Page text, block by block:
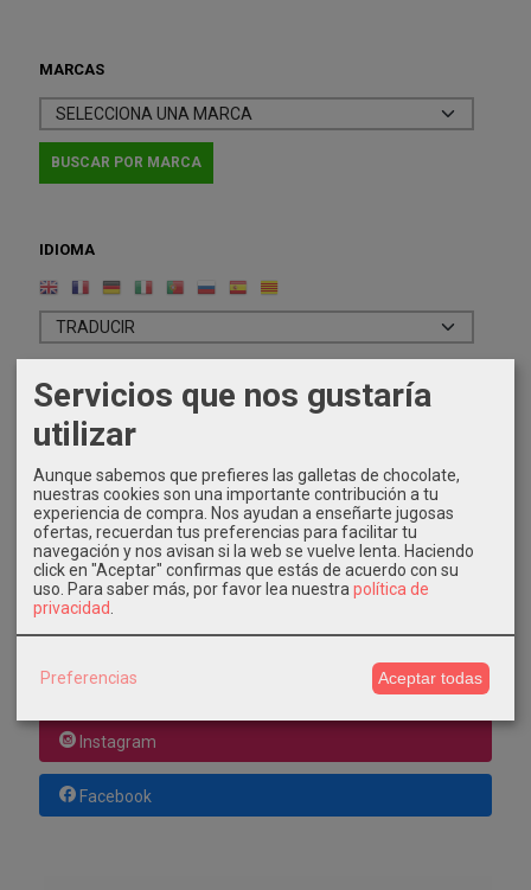
MARCAS
IDIOMA
COSTES DE ENVÍO
GRATIS *
TU CARRITO (0)
El carrito de la compra está vacío
REDES SOCIALES
Twitter
Instagram
Facebook
Servicios que nos gustaría
utilizar
Aunque sabemos que prefieres las galletas de chocolate,
nuestras cookies son una importante contribución a tu
experiencia de compra. Nos ayudan a enseñarte jugosas
ofertas, recuerdan tus preferencias para facilitar tu
navegación y nos avisan si la web se vuelve lenta. Haciendo
click en "Aceptar" confirmas que estás de acuerdo con su
uso. Para saber más, por favor lea nuestra política de
privacidad
Preferencias Aceptar todas